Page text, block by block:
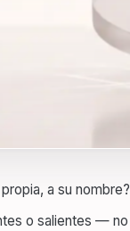
a su nombre?
o salientes —